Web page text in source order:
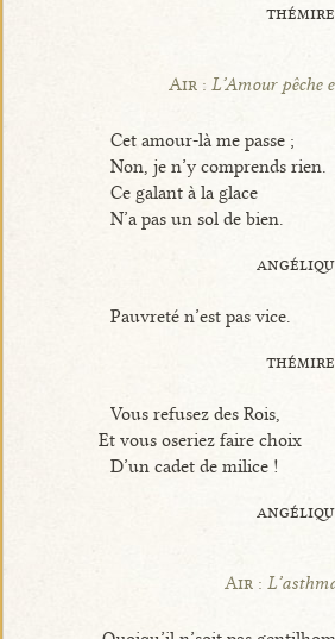
thémire
Air : L’Amour pêche
Cet amour-là me passe ;
Non, je n’y comprends rien.
Ce galant à la glace
N’a pas un sol de bien.
Pauvreté n’est pas vice.
thémire
Vous refusez des Rois,
Et vous oseriez faire choix
D’un cadet de milice !
Air :